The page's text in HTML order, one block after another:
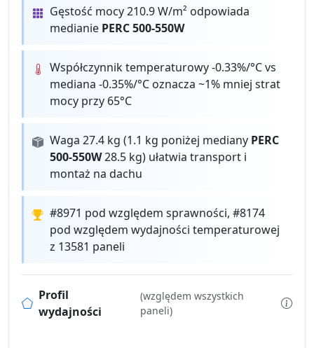
Gęstość mocy 210.9 W/m² odpowiada
medianie PERC 500-550W
Współczynnik temperaturowy -0.33%/°C vs
mediana -0.35%/°C oznacza ~1% mniej strat
mocy przy 65°C
Waga 27.4 kg (1.1 kg poniżej mediany PERC
500-550W28.5 kg) ułatwia transport i
montaż na dachu
#8971 pod względem sprawności, #8174
pod względem wydajności temperaturowej
z 13581 paneli
Profil
wydajności
(względem wszystkich
paneli)